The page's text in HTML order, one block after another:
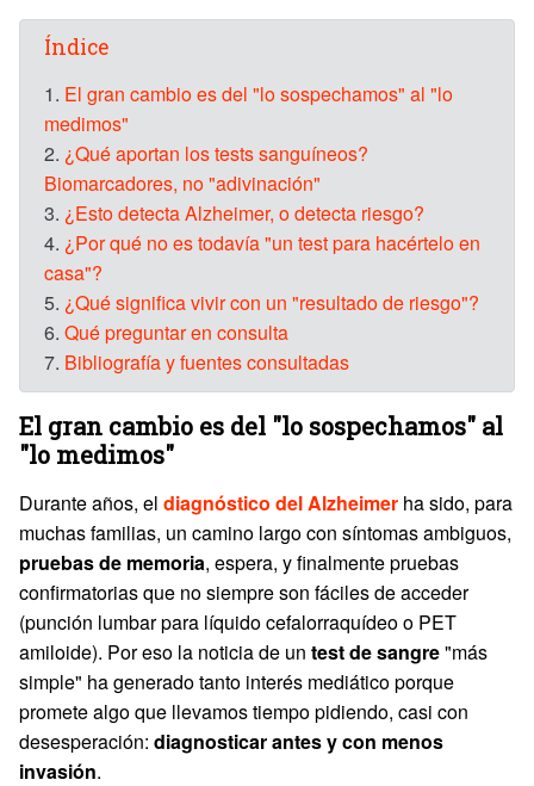
Índice
1. El gran cambio es del "lo sospechamos" al "lo
medimos"
2. ¿Qué aportan los tests sanguíneos?
Biomarcadores, no "adivinación"
3. ¿Esto detecta Alzheimer, o detecta riesgo?
4. ¿Por qué no es todavía "un test para hacértelo en
casa"?
5. ¿Qué significa vivir con un "resultado de riesgo"?
6. Qué preguntar en consulta
7. Bibliografía y fuentes consultadas
El gran cambio es del "lo sospechamos" al
"lo medimos"
Durante años, el diagnóstico del Alzheimer ha sido, para
muchas familias, un camino largo con síntomas ambiguos,
pruebas de memoria, espera, y finalmente pruebas
confirmatorias que no siempre son fáciles de acceder
(punción lumbar para líquido cefalorraquídeo o PET
amiloide). Por eso la noticia de un test de sangre"más
simple" ha generado tanto interés mediático porque
promete algo que llevamos tiempo pidiendo, casi con
desesperación: diagnosticar antes y con menos
invasión.